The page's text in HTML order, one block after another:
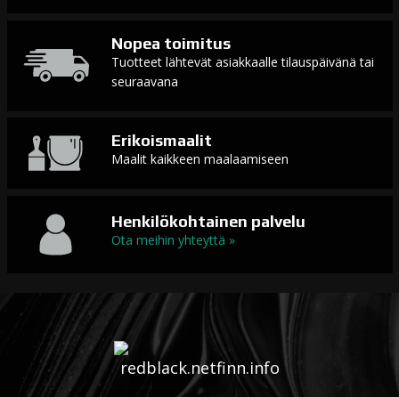
Nopea toimitus
Tuotteet lähtevät asiakkaalle tilauspäivänä tai
seuraavana
Erikoismaalit
Maalit kaikkeen maalaamiseen
Henkilökohtainen palvelu
Ota meihin yhteyttä »